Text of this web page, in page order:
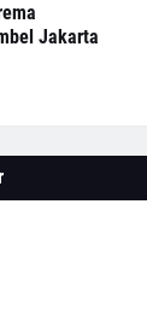
Jakarta